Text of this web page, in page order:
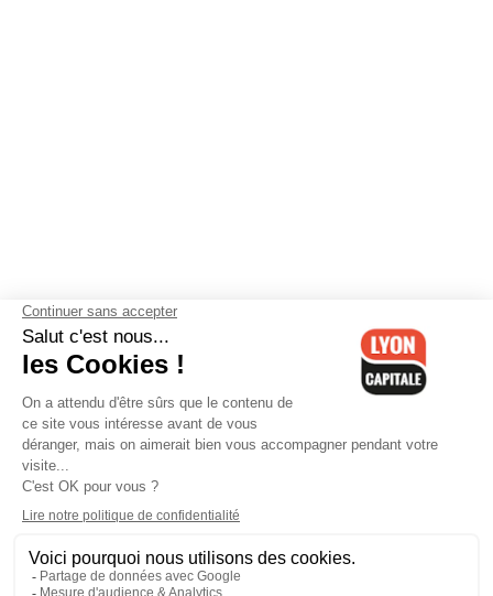
Contactez-nous-Mentions légales-CGV-Politique de
confidentialité-Gestion des cookies